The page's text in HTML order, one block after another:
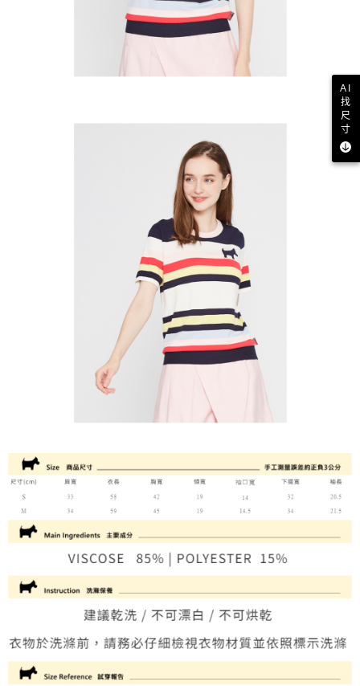
AI
找
尺
寸